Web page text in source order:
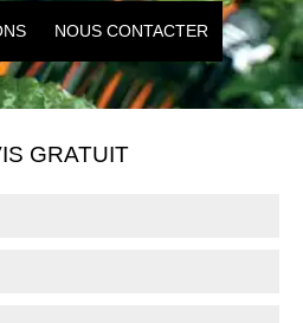
NOUS CONTACTER
GRATUIT